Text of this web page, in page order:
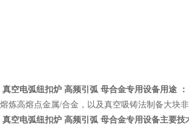
真空电弧纽扣炉 高频引弧 母合金专用设备用途 ：
炼高熔点金属/合金，以及真空吸铸法制备大块
真空电弧纽扣炉 高频引弧 母合金专用设备主要技